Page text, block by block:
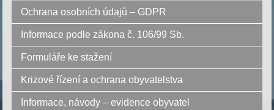
Ochrana osobních údajů – GDPR
Informace podle zákona č. 106/99 Sb.
Formuláře ke stažení
Krizové řízení a ochrana obyvatelstva
Informace, návody – evidence obyvatel